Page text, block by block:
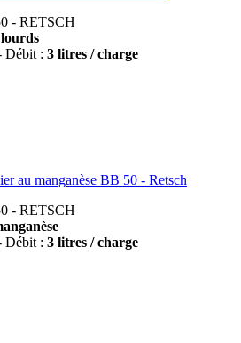
- RETSCH
Débit : 3 litres / charge
au manganèse BB 50 - Retsch
- RETSCH
Débit : 3 litres / charge